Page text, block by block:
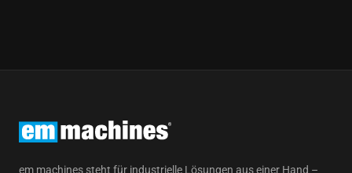
em machines steht für industrielle Lösungen aus einer Hand –